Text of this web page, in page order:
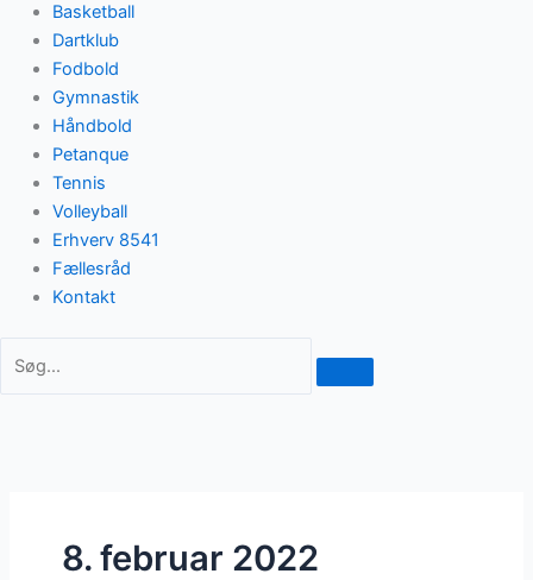
Basketball
Dartklub
Fodbold
Gymnastik
Håndbold
Petanque
Tennis
Volleyball
Erhverv 8541
Fællesråd
Kontakt
8. februar 2022